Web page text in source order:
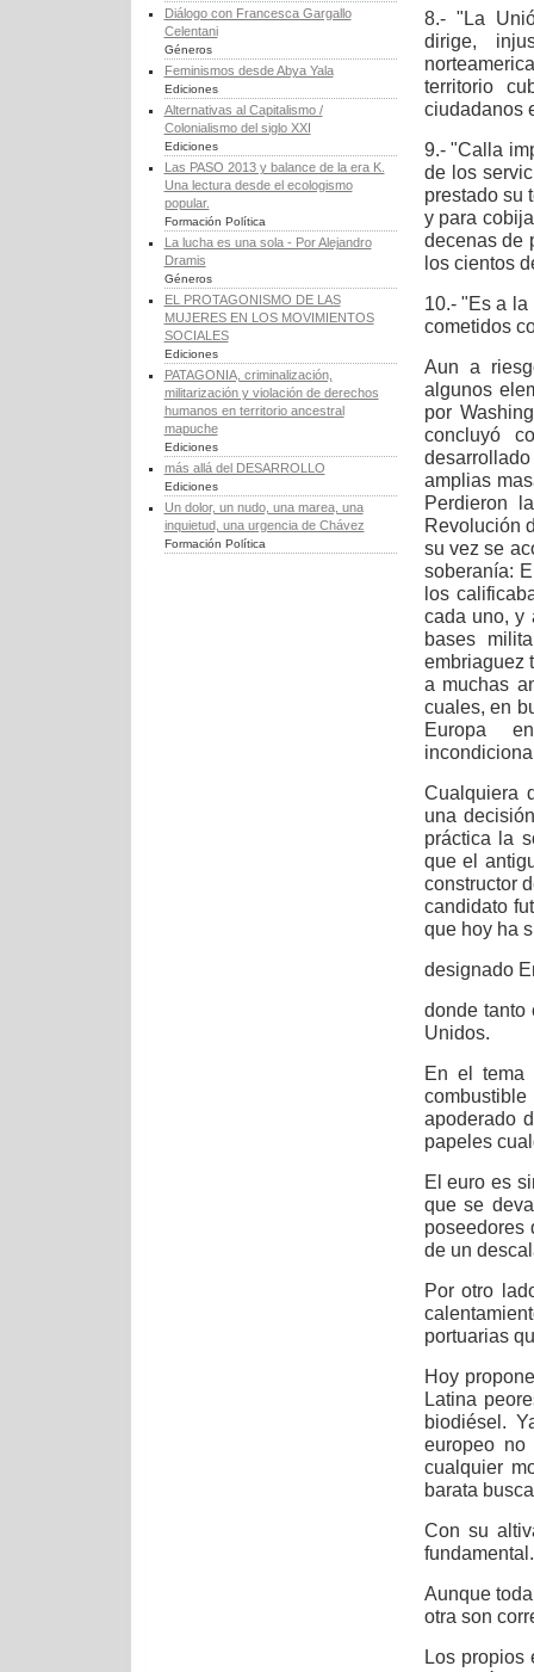
Diálogo con Francesca Gargallo
Celentani
Géneros
Feminismos desde Abya Yala
Ediciones
Alternativas al Capitalismo /
Colonialismo del siglo XXI
Ediciones
Las PASO 2013 y balance de la era K.
Una lectura desde el ecologismo
popular.
Formación Política
La lucha es una sola - Por Alejandro
Dramis
Géneros
EL PROTAGONISMO DE LAS
MUJERES EN LOS MOVIMIENTOS
SOCIALES
Ediciones
PATAGONIA, criminalización,
militarización y violación de derechos
humanos en territorio ancestral
mapuche
Ediciones
más allá del DESARROLLO
Ediciones
Un dolor, un nudo, una marea, una
inquietud, una urgencia de Chávez
Formación Política
8.- "La
dirige,
territorio
ciudadanos
9.- "Calla
de los
prestado su
y para
decenas de
los cientos
10.- "Es a
cometidos
Aun a
algunos
por
concluyó
amplias
Perdieron
Revolución
su vez se
soberanía:
los
cada uno, y
bases
embriaguez
a muchas
cuales, en
Europa
Cualquiera
una
práctica la
que el
constructor
candidato
que hoy ha
designado
donde tanto
Unidos.
En el tema
apoderado
papeles
El euro es
que se
poseedores
de un
Por otro
portuarias
Hoy
Latina
biodiésel.
europeo
cualquier
barata
Con su
fundamental.
Aunque
otra son
Los propios